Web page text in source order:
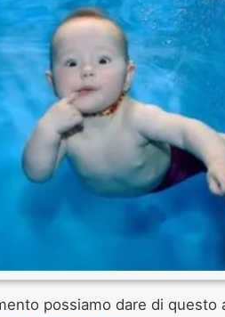
possiamo dare di questo